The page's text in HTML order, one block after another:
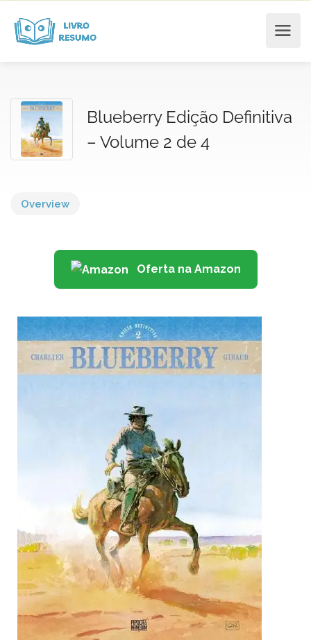
Blueberry Edição Definitiva
– Volume 2 de 4
Overview
Oferta na Amazon